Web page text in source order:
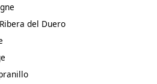
del Duero